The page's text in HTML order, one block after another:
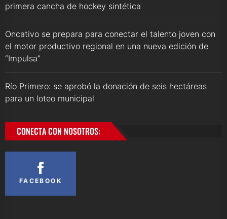
primera cancha de hockey sintética
Oncativo se prepara para conectar el talento joven con
el motor productivo regional en una nueva edición de
“Impulsa”
Río Primero: se aprobó la donación de seis hectáreas
para un loteo municipal
CONECTA CON NOSOTROS:
FACEBOOK